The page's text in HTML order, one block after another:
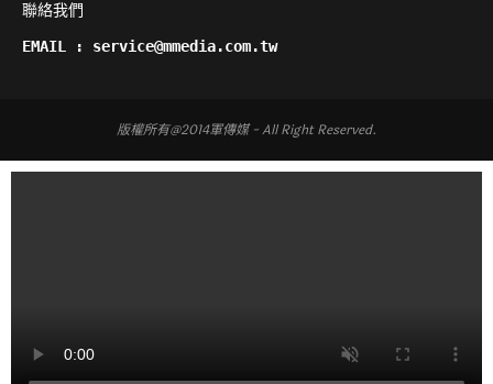
聯絡我們
EMAIL : service@mmedia.com.tw
版權所有@2014軍傳媒 - All Right Reserved.